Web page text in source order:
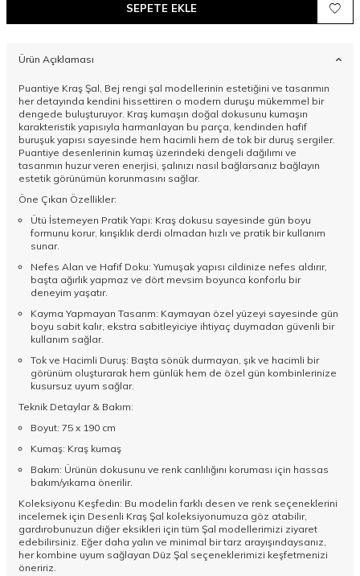
SEPETE EKLE
Ürün Açıklaması
Puantiye Kraş Şal, Bej rengi şal modellerinin estetiğini ve tasarımın
her detayında kendini hissettiren o modern duruşu mükemmel bir
dengede buluşturuyor. Kraş kumaşın doğal dokusunu kumaşın
karakteristik yapısıyla harmanlayan bu parça, kendinden hafif
buruşuk yapısı sayesinde hem hacimli hem de tok bir duruş sergiler.
Puantiye desenlerinin kumaş üzerindeki dengeli dağılımı ve
tasarımın huzur veren enerjisi, şalınızı nasıl bağlarsanız bağlayın
estetik görünümün korunmasını sağlar.
Öne Çıkan Özellikler:
Ütü İstemeyen Pratik Yapı: Kraş dokusu sayesinde gün boyu
formunu korur, kırışıklık derdi olmadan hızlı ve pratik bir kullanım
sunar.
Nefes Alan ve Hafif Doku: Yumuşak yapısı cildinize nefes aldırır,
başta ağırlık yapmaz ve dört mevsim boyunca konforlu bir
deneyim yaşatır.
Kayma Yapmayan Tasarım: Kaymayan özel yüzeyi sayesinde gün
boyu sabit kalır, ekstra sabitleyiciye ihtiyaç duymadan güvenli bir
kullanım sağlar.
Tok ve Hacimli Duruş: Başta sönük durmayan, şık ve hacimli bir
görünüm oluşturarak hem günlük hem de özel gün kombinlerinize
kusursuz uyum sağlar.
Teknik Detaylar & Bakım:
Boyut: 75 x 190 cm
Kumaş: Kraş kumaş
Bakım: Ürünün dokusunu ve renk canlılığını koruması için hassas
bakım/yıkama önerilir.
Koleksiyonu Keşfedin: Bu modelin farklı desen ve renk seçeneklerini
incelemek için Desenli Kraş Şal koleksiyonumuza göz atabilir,
gardırobunuzun diğer eksikleri için tüm Şal modellerimizi ziyaret
edebilirsiniz. Eğer daha yalın ve minimal bir tarz arayışındaysanız,
her kombine uyum sağlayan Düz Şal seçeneklerimizi keşfetmenizi
öneririz.